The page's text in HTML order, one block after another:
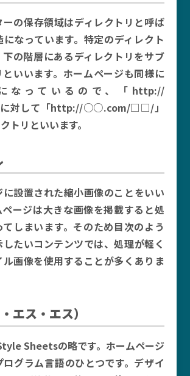
ーの保存領域はディレクトリと呼ば
なっています。特定のディレクト
下の階層にあるディレクトリをサブ
いいます。ホームページも同様に
なっているので、「http://
対して「http://○○.com/□□/」
トリといいます。
設置された縮小画像のことをいい
ページは大きな画像を掲載すると処
しまいます。そのため目次のよう
たいコンテンツでは、処理が軽く
画像を使用することが多くありま
エス・エス）
Sheetsの略です。ホームページ
グラム言語のひとつです。デザイ